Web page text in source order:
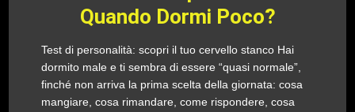
Quando Dormi Poco?
Test di personalità: scopri il tuo cervello stanco Hai
dormito male e ti sembra di essere “quasi normale”,
finché non arriva la prima scelta della giornata: cosa
mangiare, cosa rimandare, come rispondere, cosa